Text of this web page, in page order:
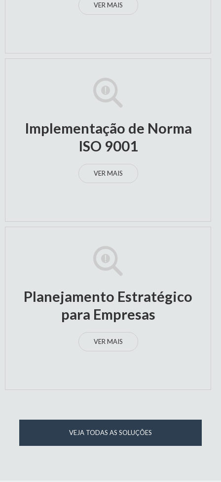
VER MAIS
Implementação de Norma
ISO 9001
VER MAIS
Planejamento Estratégico
para Empresas
VER MAIS
VEJA TODAS AS SOLUÇÕES